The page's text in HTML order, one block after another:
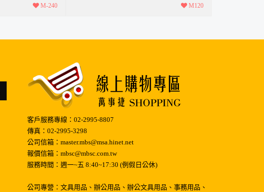
M-240 M120
客戶服務專線：02-2995-8807
傳真：02-2995-3298
公司信箱：master.mbs@msa.hinet.net
報價信箱：mbsc@mbsc.com.tw
服務時間：週一~五 8:40~17:30 (例假日公休)
公司專營：文具用品、辦公用品、辦公文具用品、事務用品、